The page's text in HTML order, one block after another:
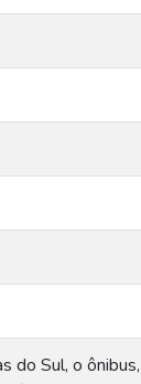
do Sul, o